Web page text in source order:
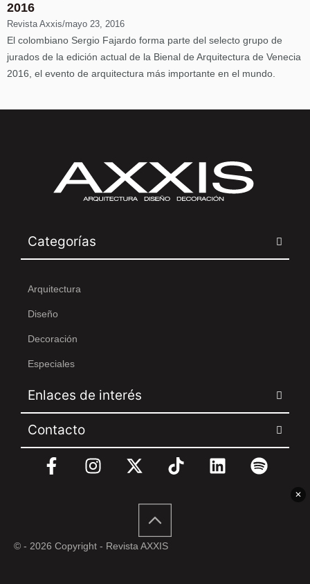
2016
Revista Axxis/mayo 23, 2016
El colombiano Sergio Fajardo forma parte del selecto grupo de
jurados de la edición actual de la Bienal de Arquitectura de Venecia
2016, el evento de arquitectura más importante en el mundo.
✕
Categorías
Arquitectura
Diseño
Decoración
Especiales
Enlaces de interés
Contacto
© - 2026 Copyright - Revista AXXIS